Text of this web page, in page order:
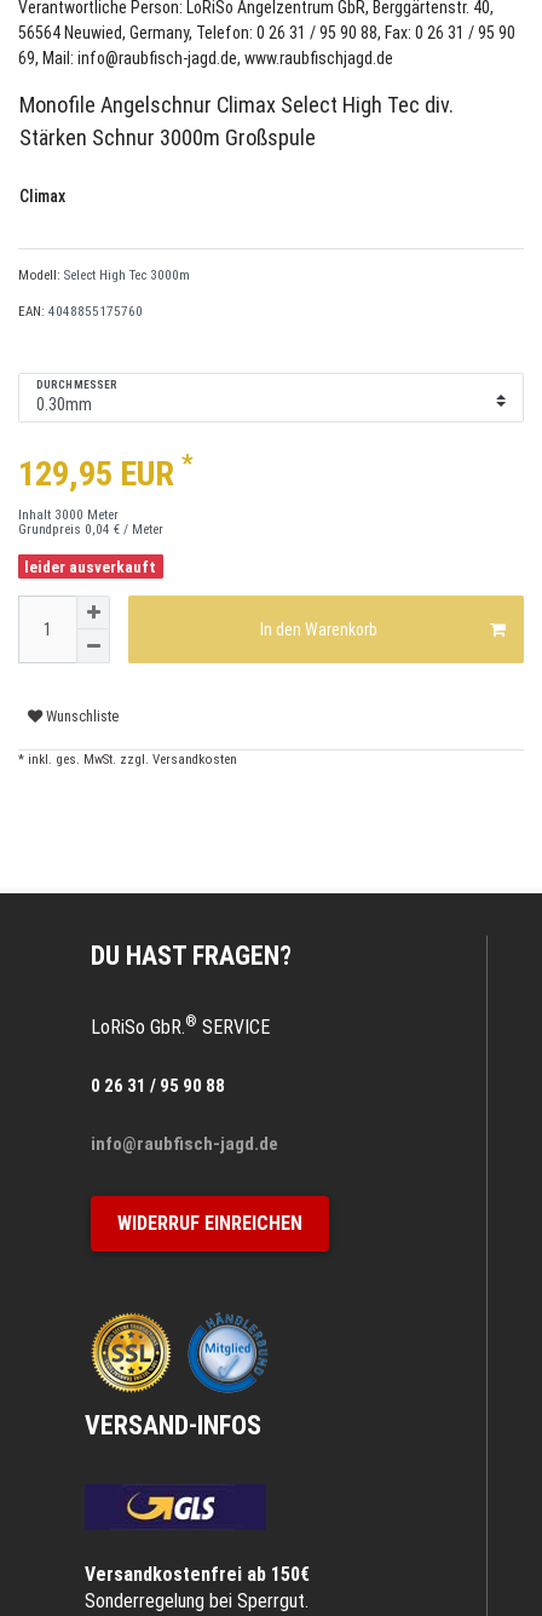
Verantwortliche Person: LoRiSo Angelzentrum GbR, Berggärtenstr. 40,
56564 Neuwied, Germany, Telefon: 0 26 31 / 95 90 88, Fax: 0 26 31 / 95 90
69, Mail: info@raubfisch-jagd.de, www.raubfischjagd.de
Monofile Angelschnur Climax Select High Tec div.
Stärken Schnur 3000m Großspule
Climax
Modell: Select High Tec 3000m
EAN: 4048855175760
DURCHMESSER
129,95 EUR *
Inhalt 3000 Meter
Grundpreis 0,04 € / Meter
leider ausverkauft
In den Warenkorb
Wunschliste
* inkl. ges. MwSt. zzgl. Versandkosten
DU HAST FRAGEN?
LoRiSo GbR.® SERVICE
0 26 31 / 95 90 88
info@raubfisch-jagd.de
WIDERRUF EINREICHEN
VERSAND-INFOS
Versandkostenfrei ab 150€
Sonderregelung bei Sperrgut.